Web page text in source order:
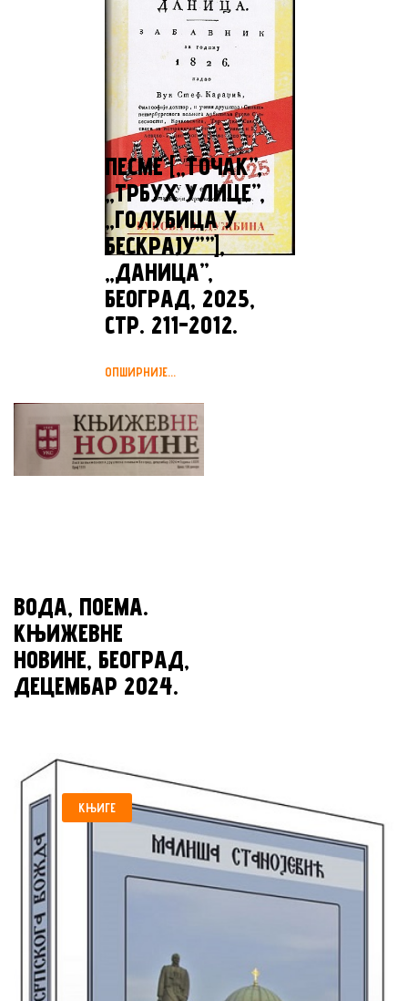
ПЕСМЕ [„TOЧАК”,
„ТРБУХ УЛИЦЕ”,
„ГОЛУБИЦА У
БЕСКРАЈУ””],
„ДАНИЦА”,
БЕОГРАД, 2025,
СТР. 211-2012.
ОПШИРНИЈЕ...
ВОДА, ПОЕМА.
КЊИЖЕВНЕ
НОВИНЕ, БЕОГРАД,
ДЕЦЕМБАР 2024.
КЊИГЕ